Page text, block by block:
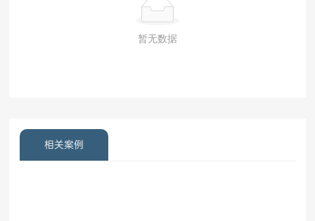
暂无数据
相关案例